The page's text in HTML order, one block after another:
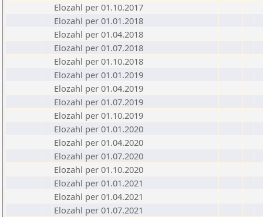
Elozahl per 01.10.2017
Elozahl per 01.01.2018
Elozahl per 01.04.2018
Elozahl per 01.07.2018
Elozahl per 01.10.2018
Elozahl per 01.01.2019
Elozahl per 01.04.2019
Elozahl per 01.07.2019
Elozahl per 01.10.2019
Elozahl per 01.01.2020
Elozahl per 01.04.2020
Elozahl per 01.07.2020
Elozahl per 01.10.2020
Elozahl per 01.01.2021
Elozahl per 01.04.2021
Elozahl per 01.07.2021